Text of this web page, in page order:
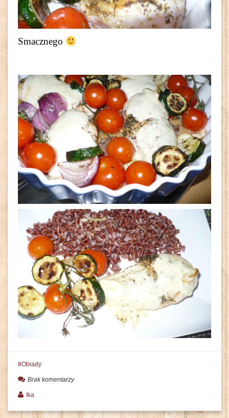
Smacznego
Obiady
Brak komentarzy
Ika